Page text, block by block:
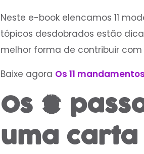
Neste e-book elencamos 11
tópicos desdobrados estão
melhor forma de contribuir
Baixe agora Os 11
Os 7
uma carta